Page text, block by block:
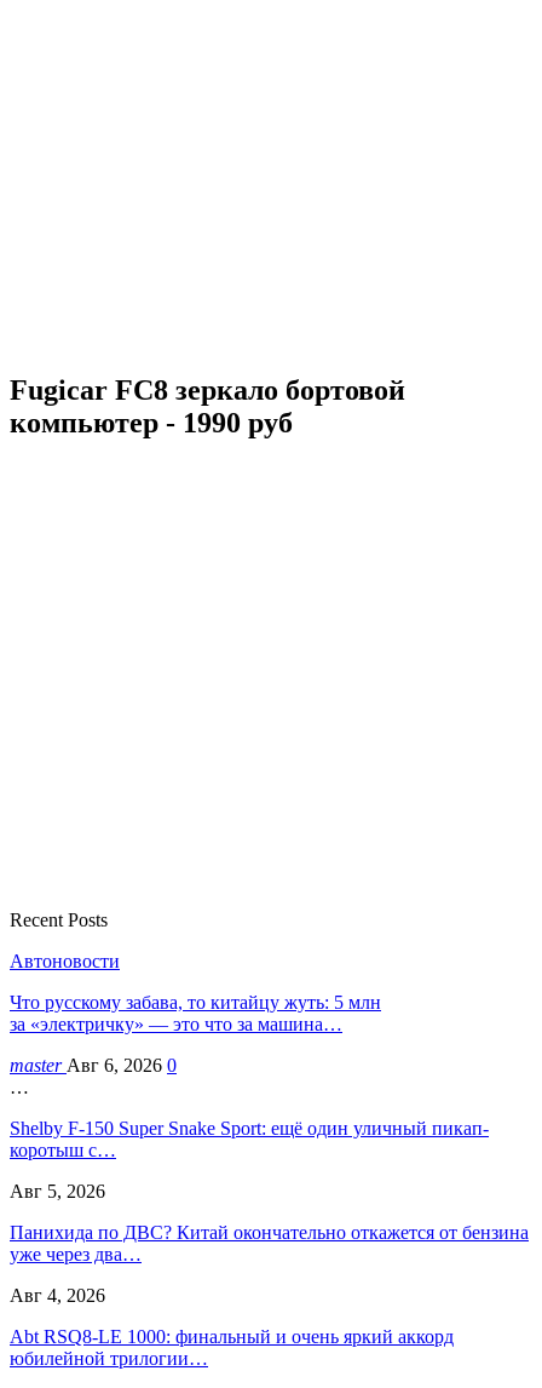
Fugicar FC8 зеркало бортовой
компьютер - 1990 руб
Recent Posts
Автоновости
Что русскому забава, то китайцу жуть: 5 млн
за «электричку» — это что за машина…
master Авг 6, 2026 0
…
Shelby F-150 Super Snake Sport: ещё один уличный пикап-
коротыш с…
Авг 5, 2026
Панихида по ДВС? Китай окончательно откажется от бензина
уже через два…
Авг 4, 2026
Abt RSQ8-LE 1000: финальный и очень яркий аккорд
юбилейной трилогии…